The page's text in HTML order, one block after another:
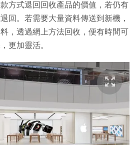
方式退回回收產品的價值，若仍有
回。若需要大量資料傳送到新機，
，透過網上方法回收，便有時間可
更加靈活。